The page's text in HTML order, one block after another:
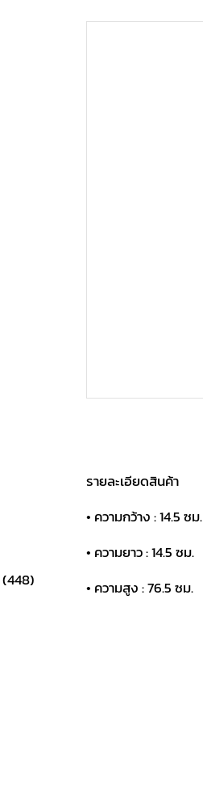
448448
รายละเอียดสินค้า
• ความกว้าง : 14.5 ซม.
• ความยาว : 14.5 ซม.
• ความสูง : 76.5 ซม.